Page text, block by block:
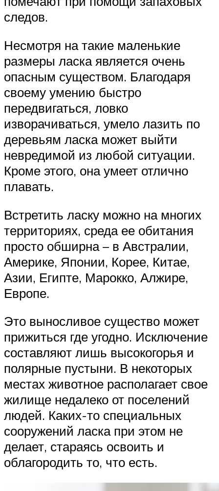
следов.
Несмотря на такие маленькие
размеры ласка является очень
опасным существом. Благодаря
своему умению быстро
передвигаться, ловко
изворачиваться, умело лазить по
деревьям ласка может выйти
невредимой из любой ситуации.
Кроме этого, она умеет отлично
плавать.
Встретить ласку можно на многих
территориях, среда ее обитания
просто обширна – в Австралии,
Америке, Японии, Корее, Китае,
Азии, Египте, Марокко, Алжире,
Европе.
Это выносливое существо может
прижиться где угодно. Исключение
составляют лишь высокогорья и
полярные пустыни. В некоторых
местах животное располагает свое
жилище недалеко от поселений
людей. Каких-то специальных
сооружений ласка при этом не
делает, стараясь освоить и
облагородить то, что есть.